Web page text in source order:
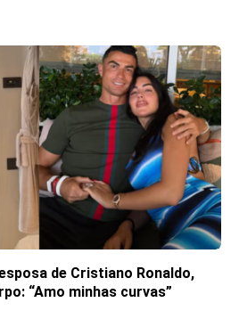
de Cristiano Ronaldo,
“Amo minhas curvas”